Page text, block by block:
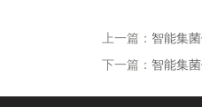
上一篇： 智能集
下一篇： 智能集